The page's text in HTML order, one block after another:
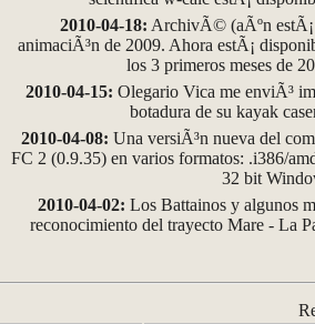
2010-04-18: ArchivÃ© (aÃºn
animaciÃ³n de 2009. Ahora estÃ¡
los 3 primeros meses de
2010-04-15: Olegario Vica me enviÃ³
botadura de su kayak
2010-04-08: Una versiÃ³n nueva del
FC 2 (0.9.35) en varios formatos: .i386/
32 bit
2010-04-02: Los Battainos y algunos
reconocimiento del trayecto Mare - La